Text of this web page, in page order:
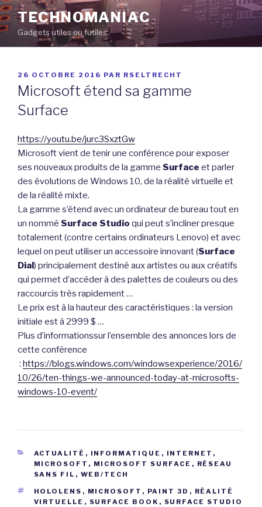
Aller
au
contenu
principal
TECHNOMANIAC
Gadgets utiles ou futiles
PUBLIÉ
LE
26 OCTOBRE 2016 PAR RSELTRECHT
Microsoft étend sa gamme
Surface
https://youtu.be/jurc3SxztGw
Microsoft vient de tenir une conférence pour exposer
ses nouveaux produits de la gamme Surface et parler
des évolutions de Windows 10, de la réalité virtuelle et
de la réalité mixte.
La gamme s’étend avec un ordinateur de bureau tout en
un nommé Surface Studio qui peut s’incliner presque
totalement (contre certains ordinateurs Lenovo) et avec
lequel on peut utiliser un accessoire innovant (Surface
Dial) principalement destiné aux artistes ou aux créatifs
qui permet d’accéder à des palettes de couleurs ou des
raccourcis très rapidement …
Le prix est à la hauteur des caractéristiques : la version
initiale est à 2999 $ …
Plus d’informationssur l’ensemble des annonces lors de
cette conférence
: https://blogs.windows.com/windowsexperience/2016/
10/26/ten-things-we-announced-today-at-microsofts-
windows-10-event/
CATÉGORIES
ACTUALITÉ , INFORMATIQUE , INTERNET ,
MICROSOFT , MICROSOFT SURFACE , RÉSEAU
SANS FIL , WEB/TECH
ÉTIQUETTES
HOLOLENS , MICROSOFT , PAINT 3D , RÉALITÉ
VIRTUELLE , SURFACE BOOK , SURFACE STUDIO